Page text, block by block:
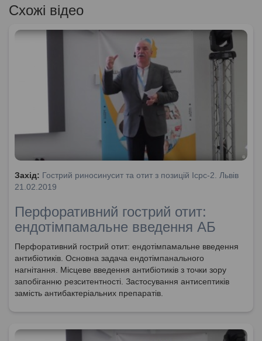
Схожі відео
Захід: Гострий риносинусит та отит з позицій Icpc-2. Львів
21.02.2019
Перфоративний гострий отит:
ендотімпамальне введення АБ
Перфоративний гострий отит: ендотімпамальне введення
антибіотиків. Основна задача ендотімпанального
нагнітання. Місцеве введення антибіотиків з точки зору
запобіганню резситентності. Застосування антисептиків
замість антибактеріальних препаратів.